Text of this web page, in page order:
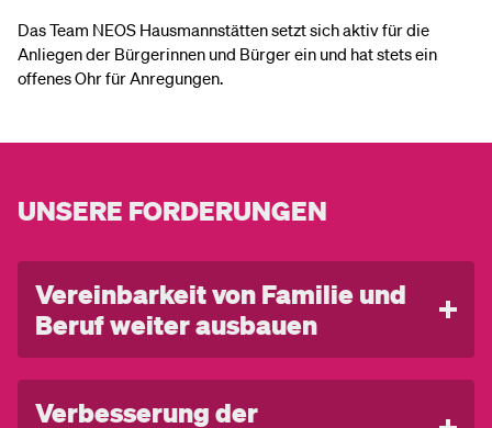
Das Team NEOS Hausmannstätten setzt sich aktiv für die
Anliegen der Bürgerinnen und Bürger ein und hat stets ein
offenes Ohr für Anregungen.
UNSERE FORDERUNGEN
Vereinbarkeit von Familie und
Beruf weiter ausbauen
verbessert. Wir fordern einen weiteren Ausbau der
Verbesserung der